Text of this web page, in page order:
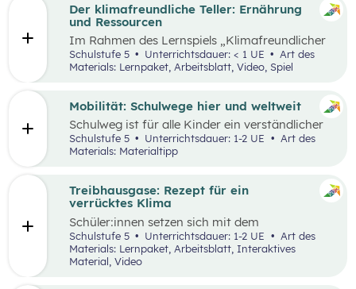
Treibhausgase: Rezept für ein
verrücktes Klima
Schüler:innen setzen sich mit dem
menschengemachten und natürlichen
Treibhauseffekt sowie daraus resultierenden
Folgen in unterschiedlichen Lebens- und
Wirtschaftsbereichen auseinander. Außerdem
Schulstufe 5 Unterrichtsdauer: 1-2 UE
Materials: Lernpaket, Arbeitsblatt, Interaktives
Material, Video
Der klimafreundliche Teller: Ernährung
und Ressourcen
Im Rahmen des Lernspiels „Klimafreundlicher
Teller“ lernen die Schüler:innen
klimafreundlichere und klimaschädlichere
Lebensmittel (gemessen am Wasser- und CO2-
hohen Ressourcenverbrauch kennen.
Schulstufe 5 Unterrichtsdauer: < 1 UE
Materials: Lernpaket, Arbeitsblatt, Video, Spiel
Mobilität: Schulwege hier und weltweit
Schulweg ist für alle Kinder ein verständlicher
Begriff und eine weltweite Gemeinsamkeit.
Doch der Weg ist durch die Lage der Schule und
Schulstufe 5 Unterrichtsdauer: 1-2 UE
Art des
Materials: Materialtipp